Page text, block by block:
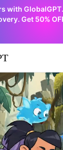
with
Get 50%